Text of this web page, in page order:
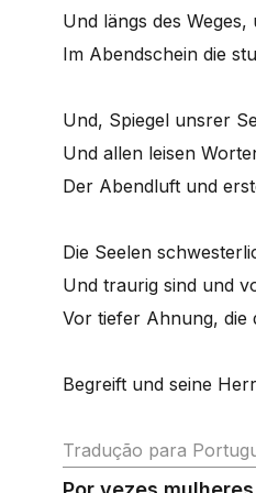
Und längs des
Im Abendschein die
Und, Spiegel unsrer
Und allen leisen
Der Abendluft und
Die Seelen
Und traurig sind und
Vor tiefer Ahnung, die
Begreift und seine
Tradução para